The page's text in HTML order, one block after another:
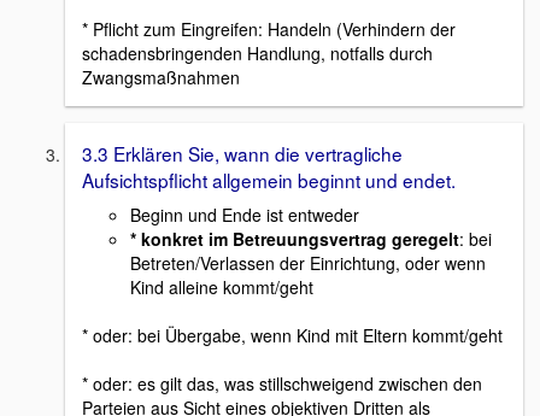
* Pflicht zum Eingreifen: Handeln (Verhindern der
schadensbringenden Handlung, notfalls durch
Zwangsmaßnahmen
3.3 Erklären Sie, wann die vertragliche
Aufsichtspflicht allgemein beginnt und endet.
Beginn und Ende ist entweder
* konkret im Betreuungsvertrag geregelt: bei
Betreten/Verlassen der Einrichtung, oder wenn
Kind alleine kommt/geht
* oder: bei Übergabe, wenn Kind mit Eltern kommt/geht
* oder: es gilt das, was stillschweigend zwischen den
Parteien aus Sicht eines objektiven Dritten als